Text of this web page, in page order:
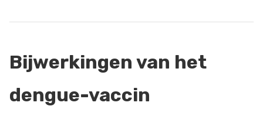
Bijwerkingen van het
dengue-vaccin